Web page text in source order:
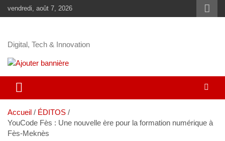
vendredi, août 7, 2026
Digital, Tech & Innovation
Accueil
ÉDITOS
YouCode Fès : Une nouvelle ère pour la formation numérique à
Fès-Meknès